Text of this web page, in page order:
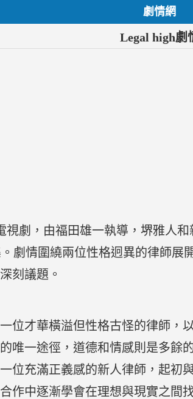
劇情網
Legal high劇
視劇，由福田雄一執導，堺雅人
劇情圍繞兩位性格迥異的律師
刻議題。
一位才華橫溢但性格古怪的律師，
唯一途徑，道德和情感則是多餘
一位充滿正義感的新人律師，起初
作中逐漸學會在理想與現實之間